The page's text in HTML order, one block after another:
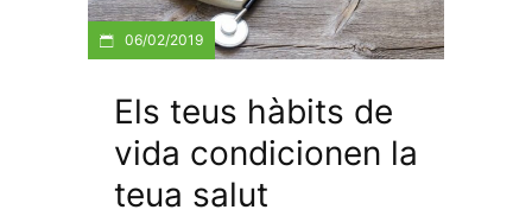
06/02/2019
Els teus hàbits de
vida condicionen la
teua salut